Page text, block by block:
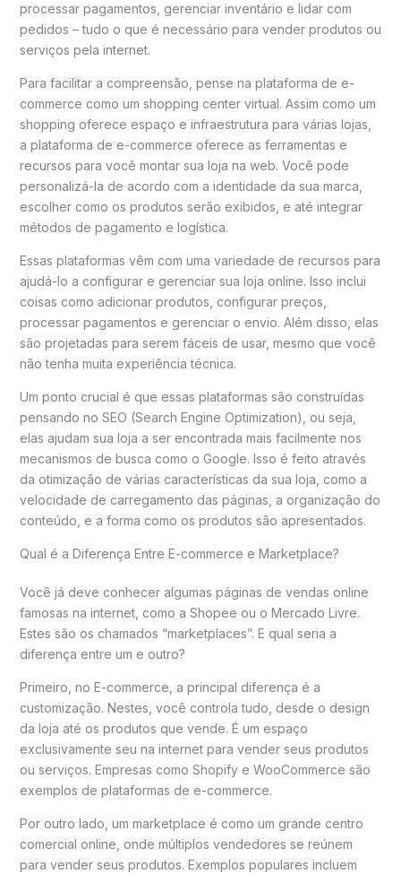
processar pagamentos, gerenciar inventário e lidar com
pedidos – tudo o que é necessário para vender produtos ou
serviços pela internet.
Para facilitar a compreensão, pense na plataforma de e-
commerce como um shopping center virtual. Assim como um
shopping oferece espaço e infraestrutura para várias lojas,
a plataforma de e-commerce oferece as ferramentas e
recursos para você montar sua loja na web. Você pode
personalizá-la de acordo com a identidade da sua marca,
escolher como os produtos serão exibidos, e até integrar
métodos de pagamento e logística.
Essas plataformas vêm com uma variedade de recursos para
ajudá-lo a configurar e gerenciar sua loja online. Isso inclui
coisas como adicionar produtos, configurar preços,
processar pagamentos e gerenciar o envio. Além disso, elas
são projetadas para serem fáceis de usar, mesmo que você
não tenha muita experiência técnica.
Um ponto crucial é que essas plataformas são construídas
pensando no SEO (Search Engine Optimization), ou seja,
elas ajudam sua loja a ser encontrada mais facilmente nos
mecanismos de busca como o Google. Isso é feito através
da otimização de várias características da sua loja, como a
velocidade de carregamento das páginas, a organização do
conteúdo, e a forma como os produtos são apresentados.
Qual é a Diferença Entre E-commerce e Marketplace?
Você já deve conhecer algumas páginas de vendas online
famosas na internet, como a Shopee ou o Mercado Livre.
Estes são os chamados “marketplaces”. E qual seria a
diferença entre um e outro?
Primeiro, no E-commerce, a principal diferença é a
customização. Nestes, você controla tudo, desde o design
da loja até os produtos que vende. É um espaço
exclusivamente seu na internet para vender seus produtos
ou serviços. Empresas como Shopify e WooCommerce são
exemplos de plataformas de e-commerce.
Por outro lado, um marketplace é como um grande centro
comercial online, onde múltiplos vendedores se reúnem
para vender seus produtos. Exemplos populares incluem